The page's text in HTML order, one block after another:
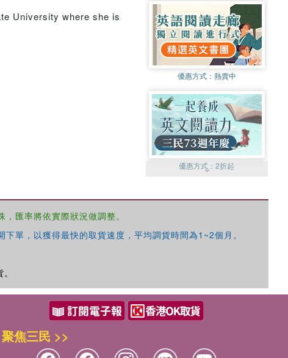
University where she is
優惠方式： 熱賣中
優惠方式：2折起
匯率將依實際狀況做調整。
單，以獲得最快的取貨速度，平均調貨時間為1~2個月。
聚焦三民 >>